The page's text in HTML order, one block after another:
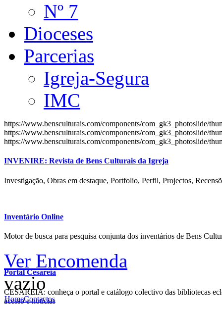
Nº 7
Dioceses
Parcerias
Igreja-Segura
IMC
https://www.bensculturais.com/components/com_gk3_photoslide/
https://www.bensculturais.com/components/com_gk3_photoslide/
https://www.bensculturais.com/components/com_gk3_photoslide/
INVENIRE: Revista de Bens Culturais da Igreja
Investigação, Obras em destaque, Portfolio, Perfil, Projectos,
Inventário Online
Motor de busca para pesquisa conjunta dos inventários de Bens
Portal Cesareia
CESAREIA: conheça o portal e catálogo colectivo das bibliotecas
acesso e notícias
Ver Encomenda
vazio
HomeContactos